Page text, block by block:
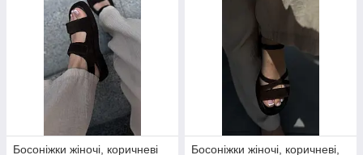
Босоніжки жіночі, коричневі
Босоніжки жіночі, коричневі,